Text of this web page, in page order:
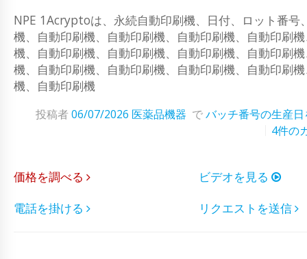
NPE 1Acryptoは、永続自動印刷機、日付、ロット番
機、自動印刷機、自動印刷機、自動印刷機、自動印刷
機、自動印刷機、自動印刷機、自動印刷機、自動印刷
機、自動印刷機、自動印刷機、自動印刷機、自動印刷
機、自動印刷機
投稿者06/07/2026 医薬品機器 でバッチ番号の生産
4件の
価格を調べる
ビデオを見る
電話を掛ける
リクエストを送信